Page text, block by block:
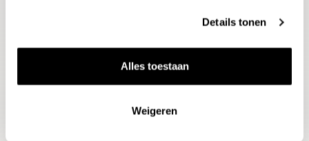
Details tonen
Alles toestaan
WeigerenThema's